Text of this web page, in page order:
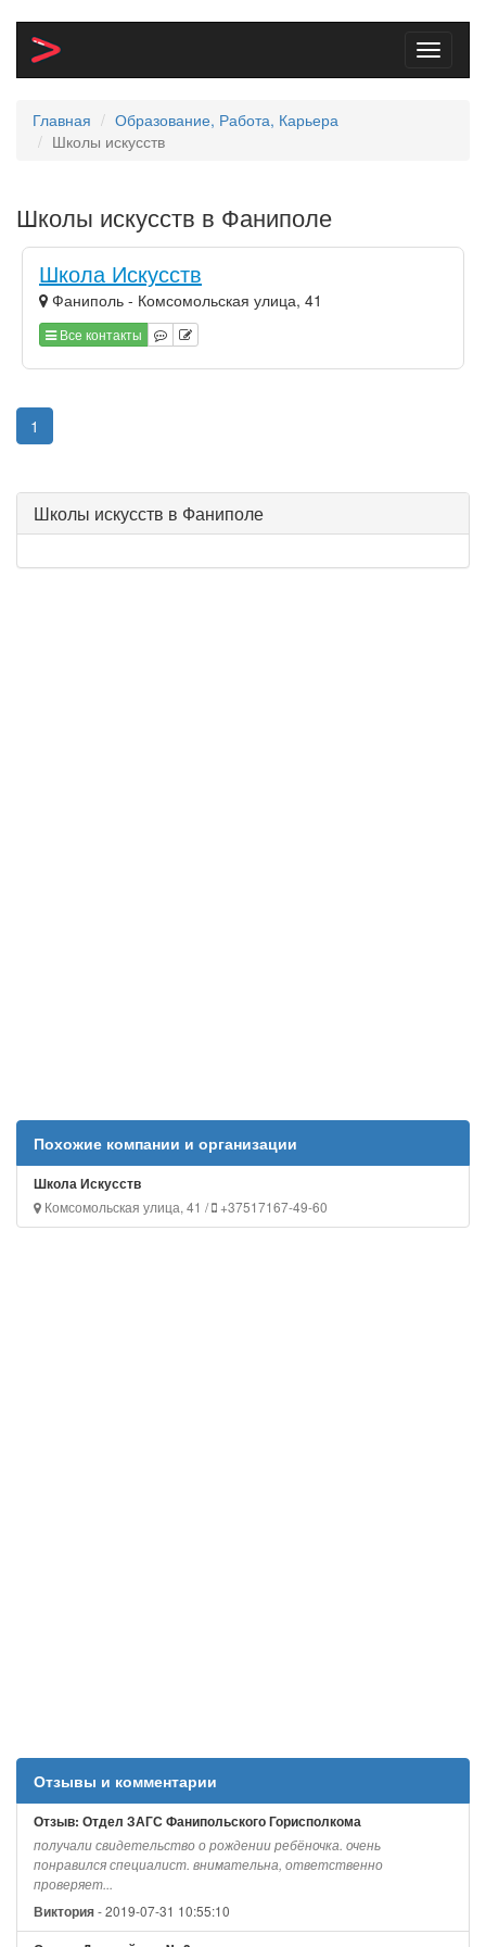
Toggle
Главная
Образование, Работа, Карьера
Школы искусств
Школы искусств в Фаниполе
Школа Искусств
Фаниполь - Комсомольская улица, 41
Все контакты
1
Школы искусств в Фаниполе
Похожие компании и организации
Школа Искусств
Комсомольская улица, 41 / +37517167-49-60
Отзывы и комментарии
Отзыв: Отдел ЗАГС Фанипольского Горисполкома
получали свидетельство о рождении ребёночка. очень
понравился специалист. внимательна, ответственно
проверяет...
Виктория- 2019-07-31 10:55:10